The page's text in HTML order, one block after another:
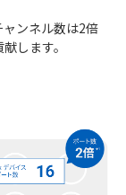
ンネル数は2倍
します。